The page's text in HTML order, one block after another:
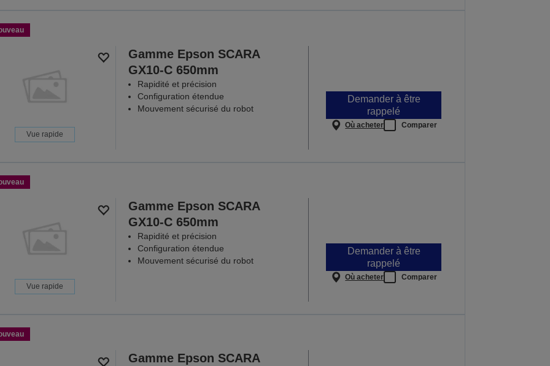
Vue rapide
Gamme Epson SCARA
GX10-C 650mm
Rapidité et précision
Configuration étendue
Mouvement sécurisé du robot
Demander à être
rappelé
Où acheter Comparer
Vue rapide
Gamme Epson SCARA
GX10-C 650mm
Rapidité et précision
Configuration étendue
Mouvement sécurisé du robot
Demander à être
rappelé
Où acheter Comparer
Gamme Epson SCARA